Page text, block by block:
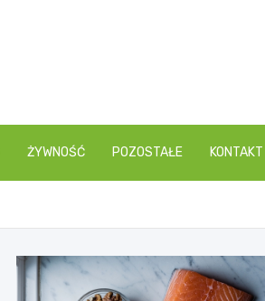
ŻYWNOŚĆ POZOSTAŁE KONTAKT